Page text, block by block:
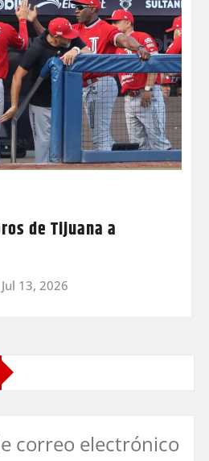
de Tijuana a
Jul 13, 2026
correo electrónico